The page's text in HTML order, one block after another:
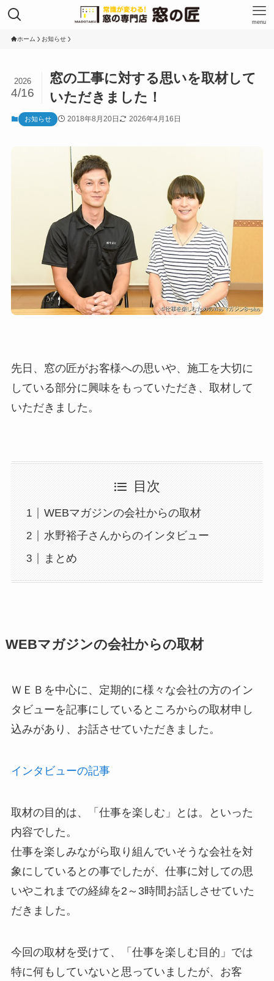
menu
ホーム お知らせ
窓の工事に対する思いを取材して
いただきました！
2026
4/16
お知らせ 2018年8月20日 2026年4月16日
先日、窓の匠がお客様への思いや、施工を大切に
している部分に興味をもっていただき、取材して
いただきました。
目次
WEBマガジンの会社からの取材
水野裕子さんからのインタビュー
まとめ
WEBマガジンの会社からの取材
ＷＥＢを中心に、定期的に様々な会社の方のイン
タビューを記事にしているところからの取材申し
込みがあり、お話させていただきました。
インタビューの記事
取材の目的は、「仕事を楽しむ」とは。といった
内容でした。
仕事を楽しみながら取り組んでいそうな会社を対
象にしているとの事でしたが、仕事に対しての思
いやこれまでの経緯を2～3時間お話しさせていた
だきました。
今回の取材を受けて、「仕事を楽しむ目的」では
特に何もしていないと思っていましたが、お客